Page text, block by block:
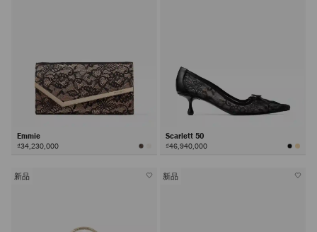
Emmie
₫34,230,000
Scarlett 50
₫46,940,000
新品 新品